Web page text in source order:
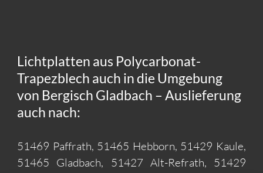
Lichtplatten aus Polycarbonat-
Trapezblech auch in die Umgebung
von Bergisch Gladbach – Auslieferung
auch nach:
51469 Paffrath, 51465 Hebborn, 51429 Kaule,
51465 Gladbach, 51427 Alt-Refrath, 51429